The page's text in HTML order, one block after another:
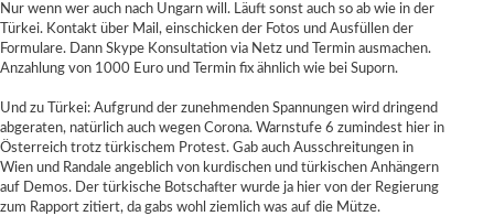
Nur wenn wer auch nach Ungarn will. Läuft sonst auch so ab wie in der
Türkei. Kontakt über Mail, einschicken der Fotos und Ausfüllen der
Formulare. Dann Skype Konsultation via Netz und Termin ausmachen.
Anzahlung von 1000 Euro und Termin fix ähnlich wie bei Suporn.
Und zu Türkei: Aufgrund der zunehmenden Spannungen wird dringend
abgeraten, natürlich auch wegen Corona. Warnstufe 6 zumindest hier in
Österreich trotz türkischem Protest. Gab auch Ausschreitungen in
Wien und Randale angeblich von kurdischen und türkischen Anhängern
auf Demos. Der türkische Botschafter wurde ja hier von der Regierung
zum Rapport zitiert, da gabs wohl ziemlich was auf die Mütze.